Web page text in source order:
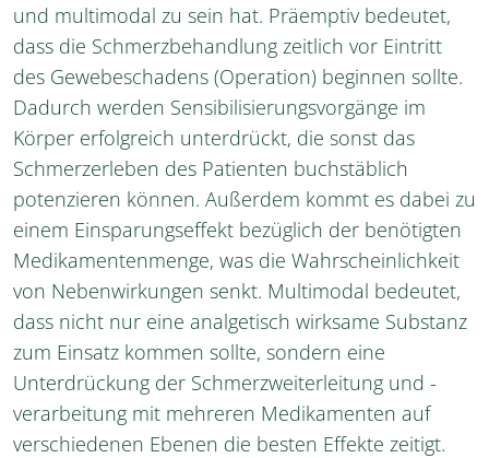
und multimodal zu sein hat. Präemptiv bedeutet,
dass die Schmerzbehandlung zeitlich vor Eintritt
des Gewebeschadens (Operation) beginnen sollte.
Dadurch werden Sensibilisierungsvorgänge im
Körper erfolgreich unterdrückt, die sonst das
Schmerzerleben des Patienten buchstäblich
potenzieren können. Außerdem kommt es dabei zu
einem Einsparungseffekt bezüglich der benötigten
Medikamentenmenge, was die Wahrscheinlichkeit
von Nebenwirkungen senkt. Multimodal bedeutet,
dass nicht nur eine analgetisch wirksame Substanz
zum Einsatz kommen sollte, sondern eine
Unterdrückung der Schmerzweiterleitung und -
verarbeitung mit mehreren Medikamenten auf
verschiedenen Ebenen die besten Effekte zeitigt.